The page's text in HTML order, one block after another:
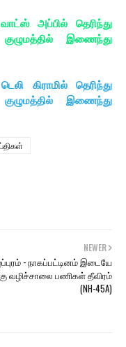
அப்பில் தெரிந்து
இணைந்து
கிராமில் தெரிந்து
இணைந்து
NEWER
- நாகப்பட்டினம் இடையே
வழிச்சாலை பணிகள் தீவிரம்
(NH-45A)